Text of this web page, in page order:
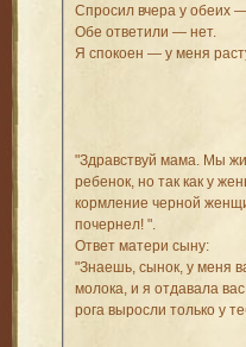
Спросил вчера у обеих
Обе ответили — нет.
Я спокоен — у меня
"Здравствуй мама. Мы
ребенок, но так как у
кормление черной
почернел! ".
Ответ матери сыну:
"Знаешь, сынок, у меня
молока, и я отдавала
рога выросли только у